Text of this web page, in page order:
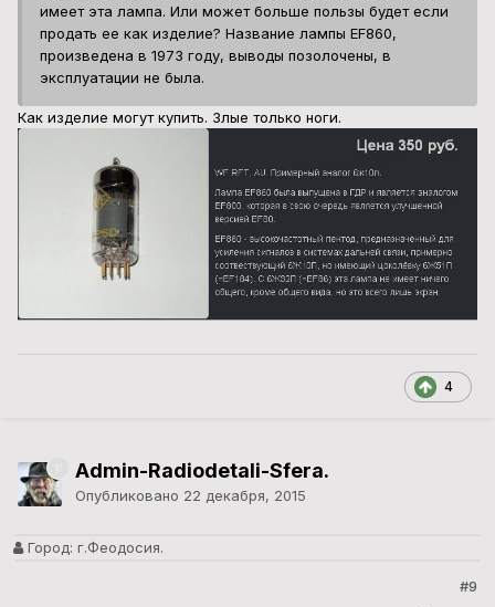
имеет эта лампа. Или может больше пользы будет если
продать ее как изделие? Название лампы EF860,
произведена в 1973 году, выводы позолочены, в
эксплуатации не была.
Как изделие могут купить. Злые только ноги.
4
Admin-Radiodetali-Sfera.
Опубликовано 22 декабря, 2015
Город: г.Феодосия.
#9